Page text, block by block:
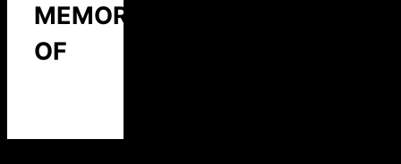
MEMORY
OF